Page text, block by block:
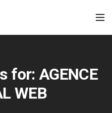
for:AGENCE
WEB